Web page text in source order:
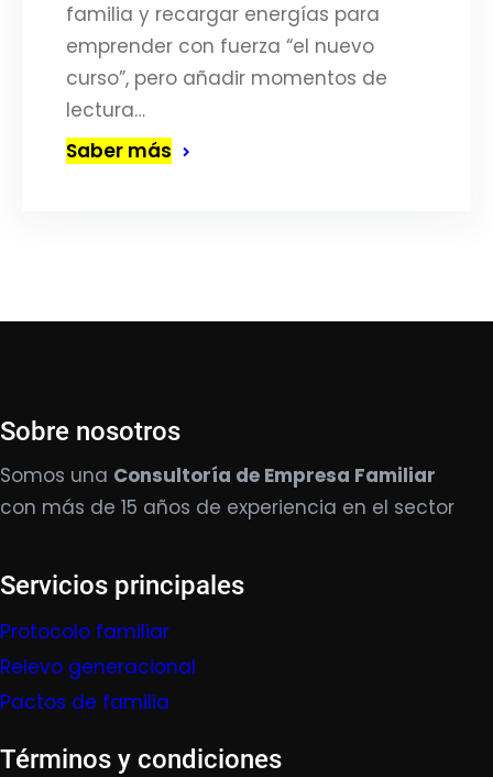
familia y recargar energías para
emprender con fuerza “el nuevo
curso”, pero añadir momentos de
lectura…
Saber más
Sobre nosotros
Somos una Consultoría de Empresa Familiar
con más de 15 años de experiencia en el sector
Servicios principales
Protocolo familiar
Relevo generacional
Pactos de familia
Términos y condiciones